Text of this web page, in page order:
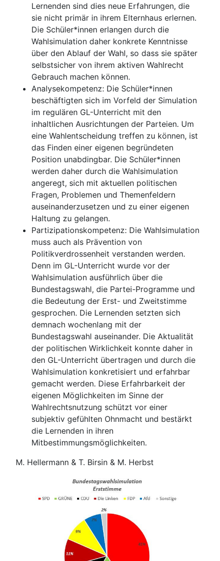
Lernenden sind dies neue Erfahrungen, die
sie nicht primär in ihrem Elternhaus erlernen.
Die Schüler*innen erlangen durch die
Wahlsimulation daher konkrete Kenntnisse
über den Ablauf der Wahl, so dass sie später
selbstsicher von ihrem aktiven Wahlrecht
Gebrauch machen können.
Analysekompetenz: Die Schüler*innen
beschäftigten sich im Vorfeld der Simulation
im regulären GL-Unterricht mit den
inhaltlichen Ausrichtungen der Parteien. Um
eine Wahlentscheidung treffen zu können, ist
das Finden einer eigenen begründeten
Position unabdingbar. Die Schüler*innen
werden daher durch die Wahlsimulation
angeregt, sich mit aktuellen politischen
Fragen, Problemen und Themenfeldern
auseinanderzusetzen und zu einer eigenen
Haltung zu gelangen.
Partizipationskompetenz: Die Wahlsimulation
muss auch als Prävention von
Politikverdrossenheit verstanden werden.
Denn im GL-Unterricht wurde vor der
Wahlsimulation ausführlich über die
Bundestagswahl, die Partei-Programme und
die Bedeutung der Erst- und Zweitstimme
gesprochen. Die Lernenden setzten sich
demnach wochenlang mit der
Bundestagswahl auseinander. Die Aktualität
der politischen Wirklichkeit konnte daher in
den GL-Unterricht übertragen und durch die
Wahlsimulation konkretisiert und erfahrbar
gemacht werden. Diese Erfahrbarkeit der
eigenen Möglichkeiten im Sinne der
Wahlrechtsnutzung schützt vor einer
subjektiv gefühlten Ohnmacht und bestärkt
die Lernenden in ihren
Mitbestimmungsmöglichkeiten.
M. Hellermann & T. Birsin & M. Herbst